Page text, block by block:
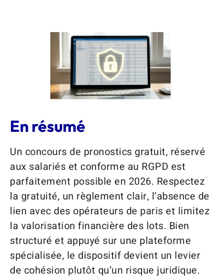
En résumé
Un concours de pronostics gratuit, réservé
aux salariés et conforme au RGPD est
parfaitement possible en 2026. Respectez
la gratuité, un règlement clair, l’absence de
lien avec des opérateurs de paris et limitez
la valorisation financière des lots. Bien
structuré et appuyé sur une plateforme
spécialisée, le dispositif devient un levier
de cohésion plutôt qu’un risque juridique.